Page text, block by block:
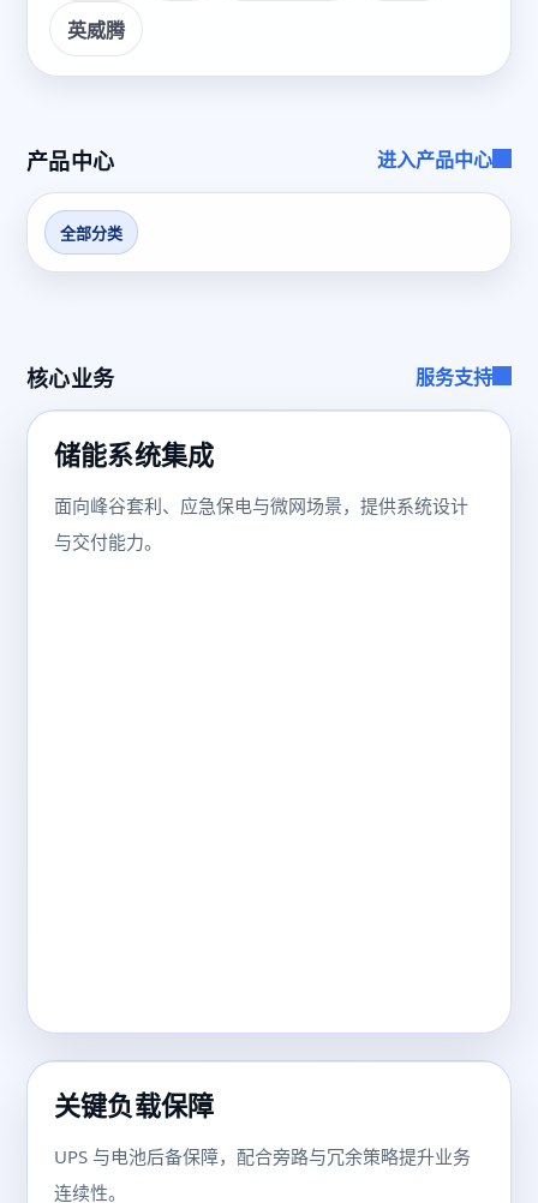
英威腾
产品中心 进入产品中心
全部分类
核心业务 服务支持
储能系统集成
面向峰谷套利、应急保电与微网场景，提供系统设计
与交付能力。
关键负载保障
UPS 与电池后备保障，配合旁路与冗余策略提升业务
连续性。